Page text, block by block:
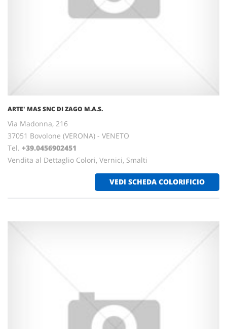
ARTE' MAS SNC DI ZAGO M.A.S.
Via Madonna, 216
37051 Bovolone (VERONA) - VENETO
Tel. +39.0456902451
Vendita al Dettaglio Colori, Vernici, Smalti
VEDI SCHEDA COLORIFICIO